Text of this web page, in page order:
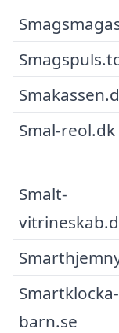
Smal-reol.dk
Smalt-
Smartklocka-
barn.se